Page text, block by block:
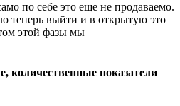
по себе это еще не продаваемо.
теперь выйти и в открытую это
этой фазы мы
количественные показатели